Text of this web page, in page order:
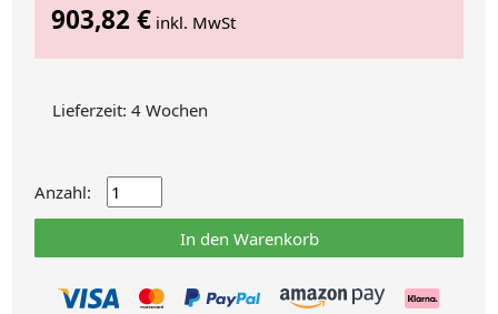
903,82 € inkl. MwSt
Lieferzeit: 4 Wochen
Anzahl:
In den Warenkorb